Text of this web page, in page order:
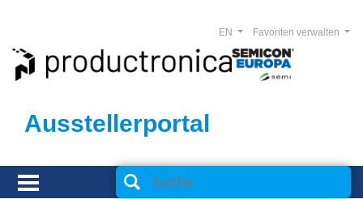
Ausstellerportal
Favoriten verwalten
EN